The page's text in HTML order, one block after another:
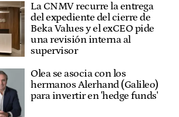
La CNMV recurre la entrega
del expediente del cierre de
Beka Values y el exCEO pide
una revisión interna al
supervisor
Olea se asocia con los
hermanos Alerhand (Galileo)
para invertir en 'hedge funds'